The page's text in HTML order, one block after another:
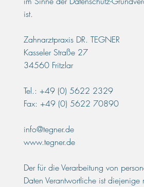
ist.
Zahnarztpraxis DR. TEGNER
Kasseler Straße 27
34560 Fritzlar
Tel.: +49 (0) 5622 2329
Fax: +49 (0) 5622 70890
info@tegner.de
www.tegner.de
Der für die Verarbeitung von
Daten Verantwortliche ist diejenige